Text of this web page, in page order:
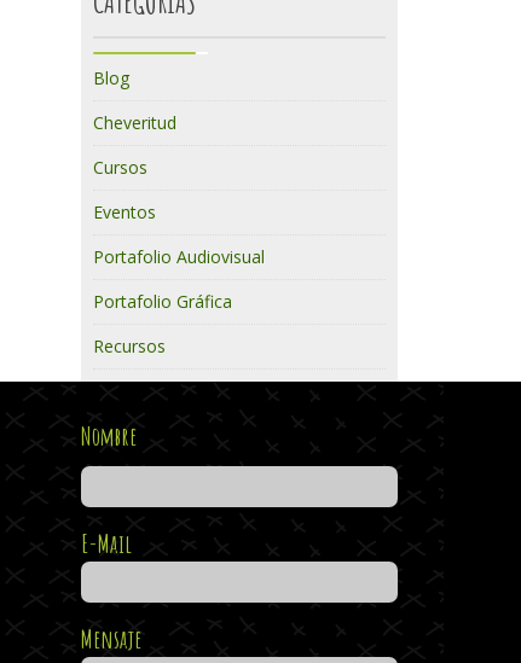
Blog
Cheveritud
Cursos
Eventos
Portafolio Audiovisual
Portafolio Gráfica
Recursos
Nombre
E-Mail
Mensaje